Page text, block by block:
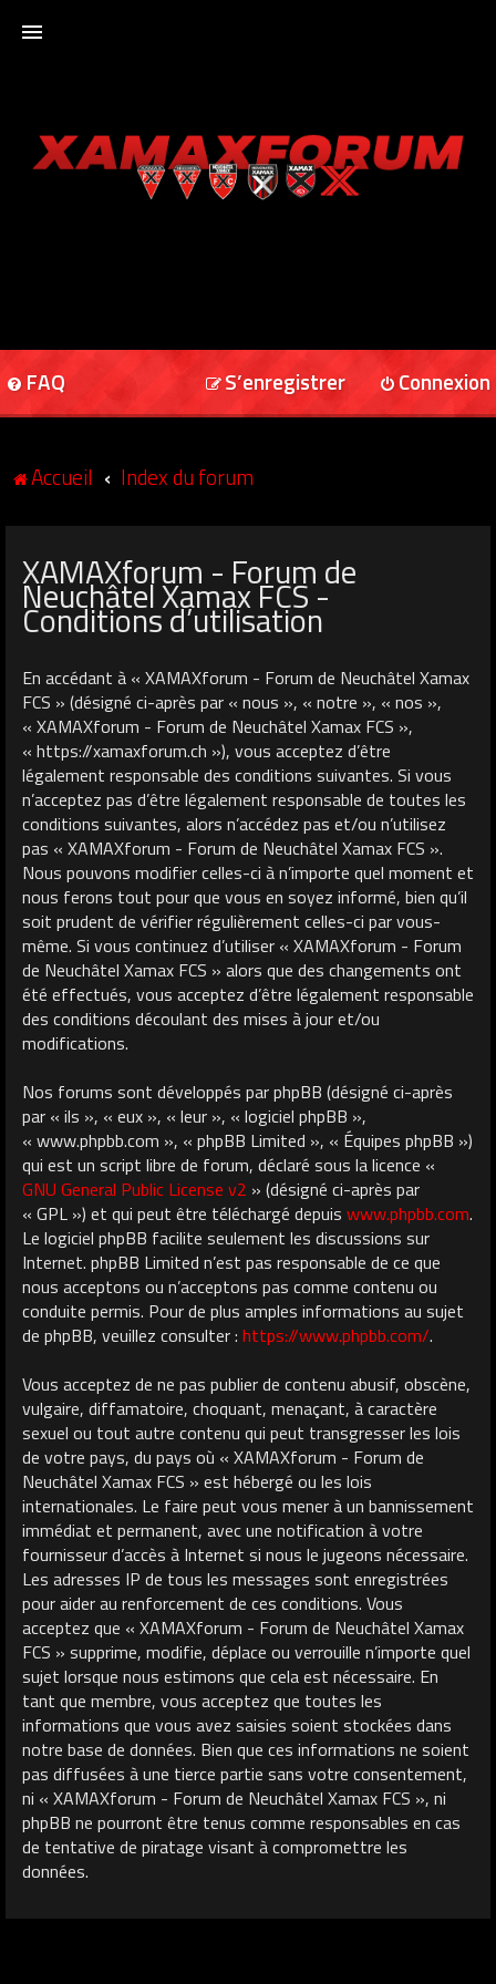
XAMAXFORUM
FAQ Connexion
S’enregistrer
Accueil Index du forum
XAMAXforum - Forum de
Neuchâtel Xamax FCS -
Conditions d’utilisation
En accédant à « XAMAXforum - Forum de Neuchâtel Xamax
FCS » (désigné ci-après par « nous », « notre », « nos »,
« XAMAXforum - Forum de Neuchâtel Xamax FCS »,
« https://xamaxforum.ch »), vous acceptez d’être
légalement responsable des conditions suivantes. Si vous
n’acceptez pas d’être légalement responsable de toutes les
conditions suivantes, alors n’accédez pas et/ou n’utilisez
pas « XAMAXforum - Forum de Neuchâtel Xamax FCS ».
Nous pouvons modifier celles-ci à n’importe quel moment et
nous ferons tout pour que vous en soyez informé, bien qu’il
soit prudent de vérifier régulièrement celles-ci par vous-
même. Si vous continuez d’utiliser « XAMAXforum - Forum
de Neuchâtel Xamax FCS » alors que des changements ont
été effectués, vous acceptez d’être légalement responsable
des conditions découlant des mises à jour et/ou
modifications.
Nos forums sont développés par phpBB (désigné ci-après
par « ils », « eux », « leur », « logiciel phpBB »,
« www.phpbb.com », « phpBB Limited », « Équipes phpBB »)
qui est un script libre de forum, déclaré sous la licence «
GNU General Public License v2 » (désigné ci-après par
« GPL ») et qui peut être téléchargé depuis www.phpbb.com.
Le logiciel phpBB facilite seulement les discussions sur
Internet. phpBB Limited n’est pas responsable de ce que
nous acceptons ou n’acceptons pas comme contenu ou
conduite permis. Pour de plus amples informations au sujet
de phpBB, veuillez consulter : https://www.phpbb.com/.
Vous acceptez de ne pas publier de contenu abusif, obscène,
vulgaire, diffamatoire, choquant, menaçant, à caractère
sexuel ou tout autre contenu qui peut transgresser les lois
de votre pays, du pays où « XAMAXforum - Forum de
Neuchâtel Xamax FCS » est hébergé ou les lois
internationales. Le faire peut vous mener à un bannissement
immédiat et permanent, avec une notification à votre
fournisseur d’accès à Internet si nous le jugeons nécessaire.
Les adresses IP de tous les messages sont enregistrées
pour aider au renforcement de ces conditions. Vous
acceptez que « XAMAXforum - Forum de Neuchâtel Xamax
FCS » supprime, modifie, déplace ou verrouille n’importe quel
sujet lorsque nous estimons que cela est nécessaire. En
tant que membre, vous acceptez que toutes les
informations que vous avez saisies soient stockées dans
notre base de données. Bien que ces informations ne soient
pas diffusées à une tierce partie sans votre consentement,
ni « XAMAXforum - Forum de Neuchâtel Xamax FCS », ni
phpBB ne pourront être tenus comme responsables en cas
de tentative de piratage visant à compromettre les
données.